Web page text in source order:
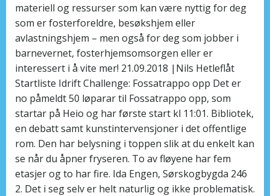
materiell og ressurser som kan være nyttig for deg
som er fosterforeldre, besøkshjem eller
avlastningshjem – men også for deg som jobber i
barnevernet, fosterhjemsomsorgen eller er
interessert i å vite mer! 21.09.2018 |Nils Hetleflåt
Startliste Idrift Challenge: Fossatrappo opp Det er
no påmeldt 50 løparar til Fossatrappo opp, som
startar på Heio og har første start kl 11:01. Bibliotek,
en debatt samt kunstintervensjoner i det offentlige
rom. Den har belysning i toppen slik at du enkelt kan
se når du åpner fryseren. To av fløyene har fem
etasjer og to har fire. Ida Engen, Sørskogbygda 246
2. Det i seg selv er helt naturlig og ikke problematisk.